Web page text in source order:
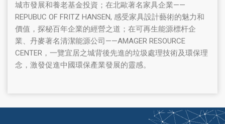
城市發展和養老基金投資；在北歐著名家具企業——
REPUBUC OF FRITZ HANSEN, 感受家具設計藝術的魅力和
價值，探秘百年企業的經營之道；在可再生能源標杆企
業、丹麥著名清潔能源公司——AMAGER RESOURCE
CENTER，一覽宜居之城背後先進的垃圾處理技術及環保理
念，激發促進中國環保產業發展的靈感。